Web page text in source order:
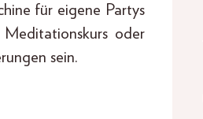
für eigene Partys
oder
sein.